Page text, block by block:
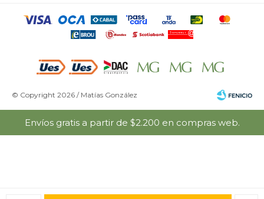
© Copyright 2026 / Matías González
Envíos gratis a partir de $2.200 en compras web.